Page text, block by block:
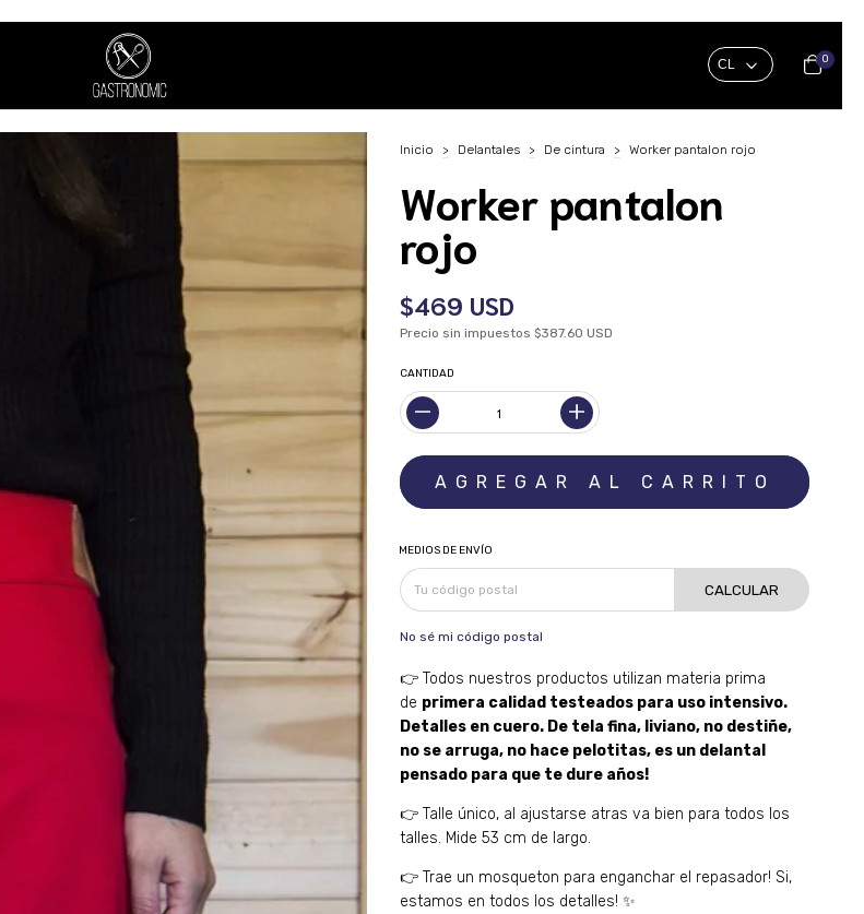
0
Inicio > Delantales > De cintura > Worker pantalon rojo
Worker pantalon
rojo
$469 USD
Precio sin impuestos$387.60 USD
CANTIDAD
MEDIOS DE ENVÍO
CALCULAR
No sé mi código postal
👉 Todos nuestros productos utilizan materia prima
de primera calidad testeados para uso intensivo.
Detalles en cuero. De tela fina, liviano, no destiñe,
no se arruga, no hace pelotitas, es un delantal
pensado para que te dure años!
👉 Talle único, al ajustarse atras va bien para todos los
talles. Mide 53 cm de largo.
👉 Trae un mosqueton para enganchar el repasador! Si,
estamos en todos los detalles! ✨